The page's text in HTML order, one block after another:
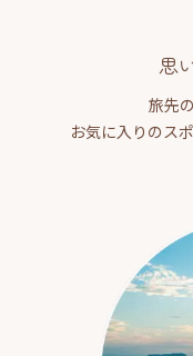
思
旅先
お気に入りのス